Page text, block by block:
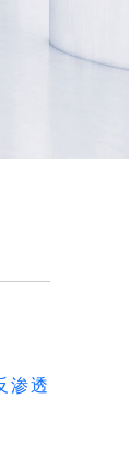
渗透